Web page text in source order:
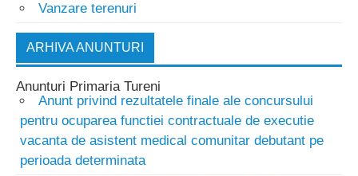
Vanzare terenuri
ARHIVA ANUNTURI
Anunturi Primaria Tureni
Anunt privind rezultatele finale ale concursului
pentru ocuparea functiei contractuale de executie
vacanta de asistent medical comunitar debutant pe
perioada determinata